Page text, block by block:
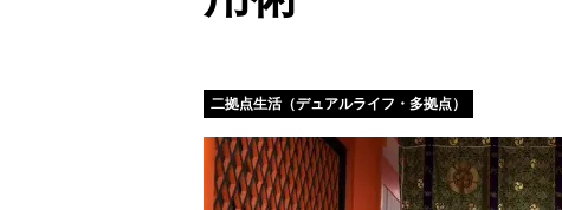
二拠点生活（デュアルライフ・多拠点）